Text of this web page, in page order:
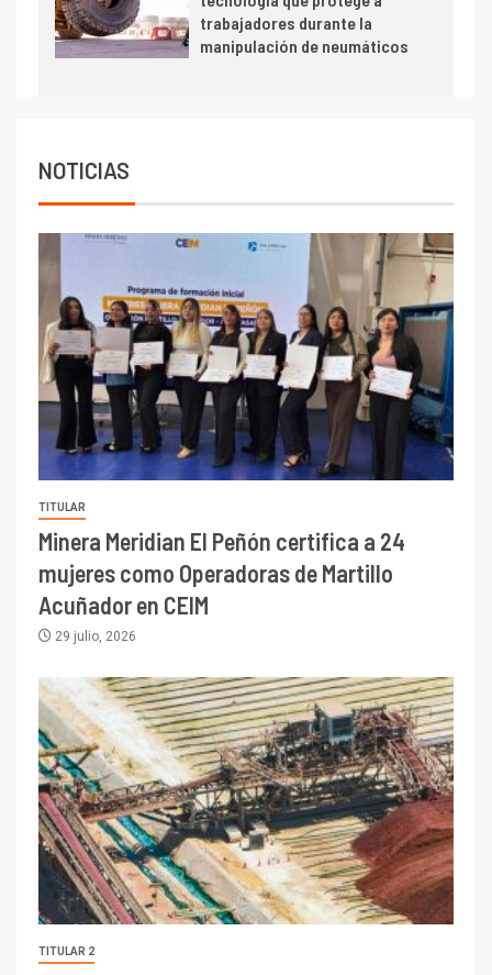
trabajadores durante la
manipulación de neumáticos
NOTICIAS
TITULAR
Minera Meridian El Peñón certifica a 24
mujeres como Operadoras de Martillo
Acuñador en CEIM
29 julio, 2026
TITULAR 2